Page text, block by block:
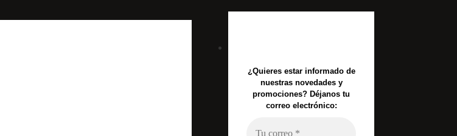
¿Quieres estar informado de
nuestras novedades y
promociones? Déjanos tu
correo electrónico: